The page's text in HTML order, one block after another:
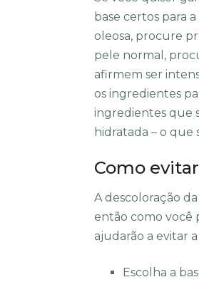
base certos para
oleosa, procure
pele normal,
afirmem ser
os ingredientes
ingredientes que
hidratada – o que
Como
A descoloração
então como você
ajudarão a evitar
Escolha a